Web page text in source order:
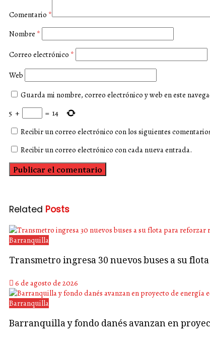
Comentario *
Nombre *
Correo electrónico *
Web
Guarda mi nombre, correo electrónico y web en este
5 + = 14
Recibir un correo electrónico con los siguientes
Recibir un correo electrónico con cada nueva entrada.
Related Posts
Barranquilla
Transmetro ingresa 30 nuevos buses a su
6 de agosto de 2026
Barranquilla
Barranquilla y fondo danés avanzan en